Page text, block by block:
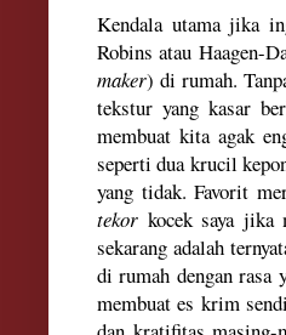
Kendala utama jika
Robins atau Haagen-
maker) di rumah.
tekstur yang kasar
membuat kita agak
seperti dua krucil
yang tidak. Favorit
tekor kocek saya jika
sekarang adalah
di rumah dengan rasa
membuat es krim